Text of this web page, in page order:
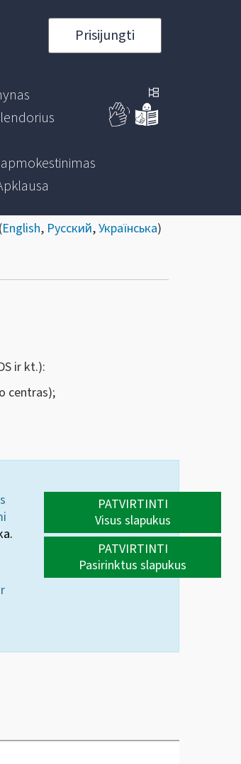
Prisijungti
English, Русский,Українська)
ir kt.):
centras);
PATVIRTINTI
Visus slapukus
PATVIRTINTI
Pasirinktus slapukus